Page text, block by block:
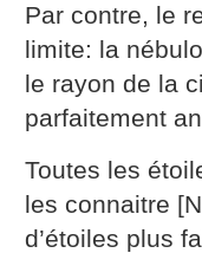
Par contre, le
limite: la
le rayon de la
parfaitement
Toutes les
les connaitre
d’étoiles plus